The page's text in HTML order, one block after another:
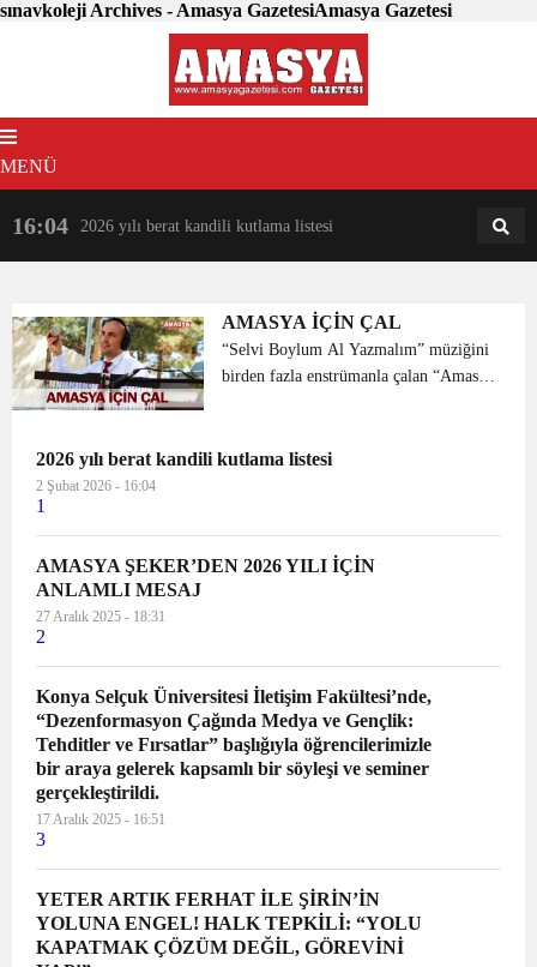
sınavkoleji Archives - Amasya GazetesiAmasya Gazetesi
MENÜ
16:04 2026 yılı berat kandili kutlama listesi 18:31
AMASYA İÇİN ÇAL
“Selvi Boylum Al Yazmalım” müziğini
birden fazla enstrümanla çalan “Amasya
yerlerinde çekim yaptılar. Çekimlere
2026 yılı berat kandili kutlama listesi
2 Şubat 2026 - 16:04
1
AMASYA ŞEKER’DEN 2026 YILI İÇİN
ANLAMLI MESAJ
27 Aralık 2025 - 18:31
2
Konya Selçuk Üniversitesi İletişim Fakültesi’nde,
“Dezenformasyon Çağında Medya ve Gençlik:
Tehditler ve Fırsatlar” başlığıyla öğrencilerimizle
bir araya gelerek kapsamlı bir söyleşi ve seminer
gerçekleştirildi.
17 Aralık 2025 - 16:51
3
YETER ARTIK FERHAT İLE ŞİRİN’İN
YOLUNA ENGEL! HALK TEPKİLİ: “YOLU
KAPATMAK ÇÖZÜM DEĞİL, GÖREVİNİ